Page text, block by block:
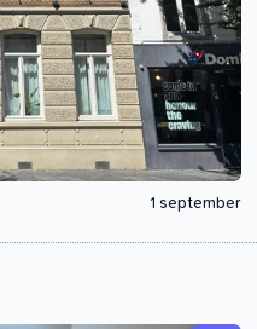
1 september